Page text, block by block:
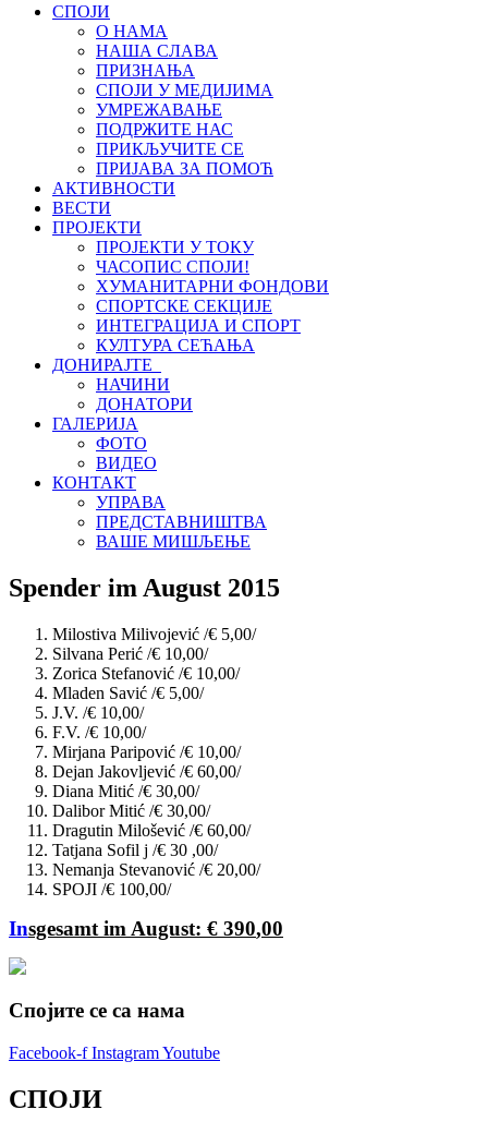
СПОЈИ
О НАМА
НАША СЛАВА
ПРИЗНАЊА
СПОЈИ У МЕДИЈИМА
УМРЕЖАВАЊЕ
ПОДРЖИТЕ НАС
ПРИКЉУЧИТЕ СЕ
ПРИЈАВА ЗА ПОМОЋ
АКТИВНОСТИ
ВЕСТИ
ПРОЈЕКТИ
ПРОЈЕКТИ У ТОКУ
ЧАСОПИС СПОЈИ!
ХУМАНИТАРНИ ФОНДОВИ
СПОРТСКЕ СЕКЦИЈЕ
ИНТЕГРАЦИЈА И СПОРТ
КУЛТУРА СЕЋАЊА
ДОНИРАЈТЕ
НАЧИНИ
ДОНАТОРИ
ГАЛЕРИЈА
ФОТО
ВИДЕО
КОНТАКТ
УПРАВА
ПРЕДСТАВНИШТВА
ВАШЕ МИШЉЕЊЕ
Spender im August 2015
Milostiva Milivojević /€ 5,00/
Silvana Perić /€ 10,00/
Zorica Stefanović /€ 10,00/
Mladen Savić /€ 5,00/
Ј.V. /€ 10,00/
F.V. /€ 10,00/
Mirjana Paripović /€ 10,00/
Dejan Jakovljević /€ 60,00/
Diana Mitić /€ 30,00/
Dalibor Mitić /€ 30,00/
Dragutin Milošević /€ 60,00/
Tatjana Sofil j /€ 30 ,00/
Nemanja Stevanović /€ 20,00/
SPOJI /€ 100,00/
Insgesamt im August: € 390,00
Спојите се са нама
Facebook-f InstagramYoutube
СПОЈИ